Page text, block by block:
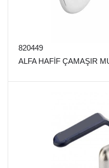
820449
ALFA HAFİF ÇAMAŞIR